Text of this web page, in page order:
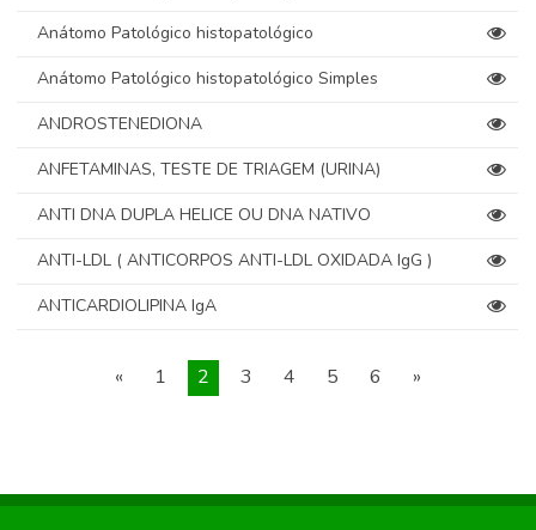
Anátomo Patológico histopatológico
Anátomo Patológico histopatológico Simples
ANDROSTENEDIONA
ANFETAMINAS, TESTE DE TRIAGEM (URINA)
ANTI DNA DUPLA HELICE OU DNA NATIVO
ANTI-LDL ( ANTICORPOS ANTI-LDL OXIDADA IgG )
ANTICARDIOLIPINA IgA
« 1 2 3 4 5 6 »